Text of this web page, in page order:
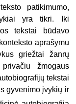
patikimumo,
yra tikri. Iki
tekstai būdavo
aprašymu
griežtai žanrų
žmogaus
tekstai
gyvenimo įvykių ir